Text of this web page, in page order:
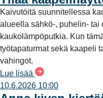
Kaivutöitä suunnitellessa
alueella sähkö-, puhelin- tai
kaukolämpöputkia. Kun
työtapaturmat sekä kaapeli
vahingot.
Lue lisää
10.6.2026 10:00